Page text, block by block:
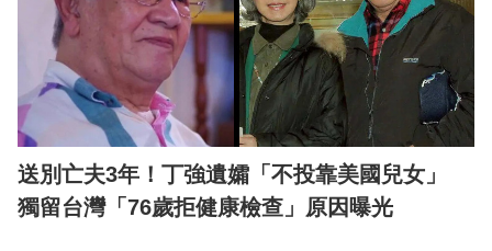
送別亡夫3年！丁強遺孀「不投靠美國兒女」
獨留台灣「76歲拒健康檢查」原因曝光